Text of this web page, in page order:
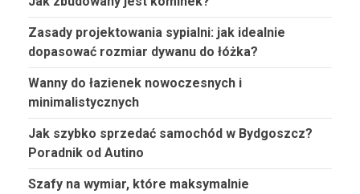
Zasady projektowania sypialni: jak idealnie
dopasować rozmiar dywanu do łóżka?
Wanny do łazienek nowoczesnych i
minimalistycznych
Jak szybko sprzedać samochód w Bydgoszcz?
Poradnik od Autino
Szafy na wymiar, które maksymalnie